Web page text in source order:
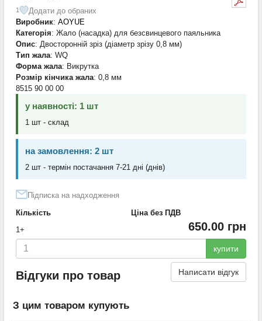
1
Додати до обраних
Виробник: AOYUE
Категорія: Жало (насадка) для безсвинцевого паяльника
Опис: Двосторонній зріз (діаметр зрізу 0,8 мм)
Тип жала: WQ
Форма жала: Викрутка
Розмір кінчика жала: 0,8 мм
8515 90 00 00
у наявності: 1 шт
1 шт - склад
на замовлення: 2 шт
2 шт - термін постачання 7-21 дні (днів)
Підписка на надходження
Кількість
Ціна без ПДВ
1+
650.00 грн
купити
Відгуки про товар Написати відгук
З цим товаром купують